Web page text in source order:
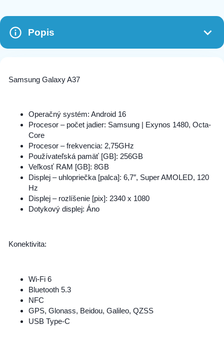
Puzdro Fortcell Samsung Galaxy A33 5G
Black
FortCell Carbon Case Samsung Galaxy A33
177 na sklade
Forcell Card Case Samsung A33 5G Black
Popis
Samsung Galaxy A37
Operačný systém: Android 16
Procesor – počet jadier: Samsung | Exynos 1480, Octa-
Core
Procesor – frekvencia: 2,75GHz
Používateľská pamäť [GB]: 256GB
Veľkosť RAM [GB]: 8GB
Displej – uhlopriečka [palca]: 6,7″, Super AMOLED, 120
Hz
Displej – rozlíšenie [pix]: 2340 x 1080
Dotykový displej: Áno
Konektivita:
Wi-Fi 6
Bluetooth 5.3
NFC
GPS, Glonass, Beidou, Galileo, QZSS
USB Type-C